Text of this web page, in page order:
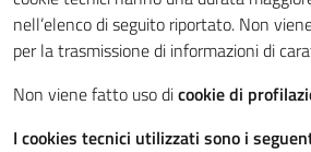
nell’elenco di seguito riportato. Non
per la trasmissione di informazioni di
Non viene fatto uso dicookie di
I cookies tecnici utilizzati sono i